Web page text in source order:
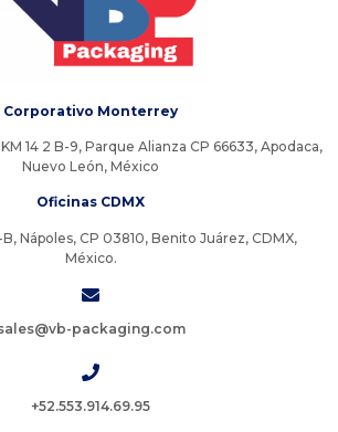
Corporativo Monterrey
14 2 B-9, Parque Alianza CP 66633, Apodaca,
Nuevo León, México
Oficinas CDMX
Nápoles, CP 03810, Benito Juárez, CDMX,
México.
packaging.com
+52.553.914.69.95